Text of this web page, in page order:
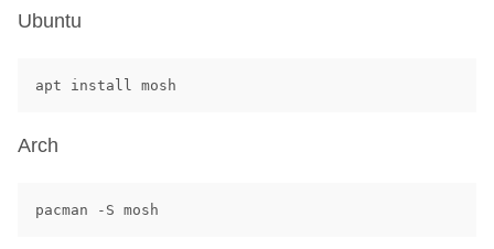
Ubuntu
Arch